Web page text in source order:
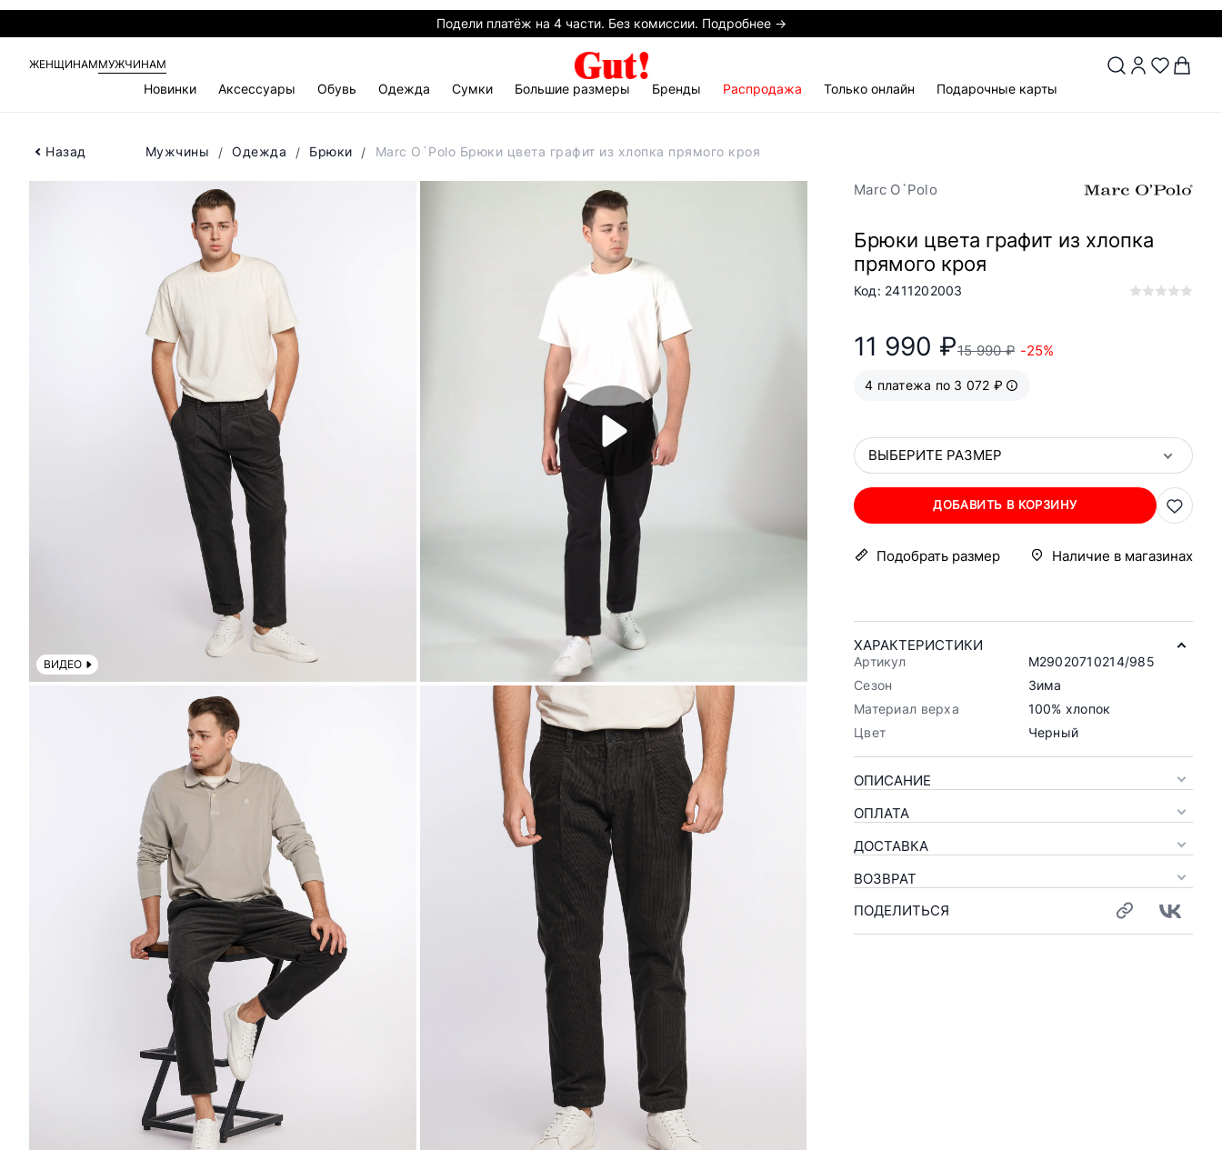
Подели платёж на 4 части. Без комиссии. Подробнее →
ЖЕНЩИНАММУЖЧИНАМ
Новинки Аксессуары Обувь Одежда Сумки Большие размеры Бренды Распродажа Только онлайн Подарочные карты
Назад Мужчины Одежда Брюки Marc O`Polo Брюки цвета графит из хлопка прямого кроя
ВИДЕО
Marc O`Polo
Брюки цвета графит из хлопка
прямого кроя
Код: 2411202003
11 990 ₽15 990 ₽ -25%
4 платежа по 3 072 ₽
ВЫБЕРИТЕ РАЗМЕР
ДОБАВИТЬ В КОРЗИНУ
Подобрать размер Наличие в магазинах
ХАРАКТЕРИСТИКИ
Артикул
M29020710214/985
Сезон
Зима
Материал верха
100% хлопок
Цвет
Черный
ОПИСАНИЕ
ОПЛАТА
ДОСТАВКА
ВОЗВРАТ
ПОДЕЛИТЬСЯ